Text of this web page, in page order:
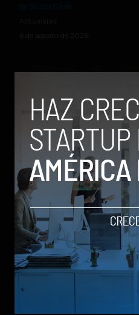
6 de agosto de 2026
Qwen 3.8-Max, la nueva
los modelos más
by Sergio Ramos
Actualidad
5 de agosto de 2026